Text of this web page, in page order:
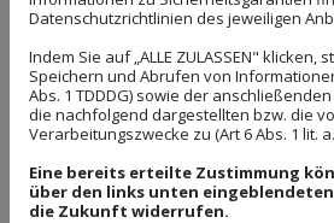
Allgemeine Sprach- und
Stottern
Poltern
Stimmstörung bei
Fehlfunktion des
Ansatzrohres
Allgemeine Hörstörungen
Datenschutzrichtlinien des jeweiligen
Indem Sie auf „ALLE ZULASSEN" klicken,
Speichern und Abrufen von
Abs. 1 TDDDG) sowie der
die nachfolgend dargestellten bzw. die
Verarbeitungszwecke zu (Art 6 Abs. 1 lit. a.
Eine bereits erteilte Zustimmung
über den links unten
die Zukunft widerrufen.